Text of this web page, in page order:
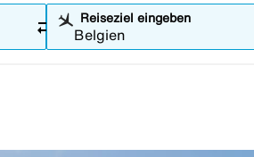
sync_alt Reiseziel eingeben